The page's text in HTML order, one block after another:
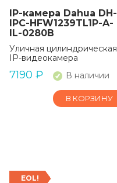
IP-камера Dahua DH-
IPC-HFW1239TL1P-A-
IL-0280B
Уличная цилиндрическая
IP-видеокамера
7190 ₽ В наличии
В КОРЗИНУ
EOL!